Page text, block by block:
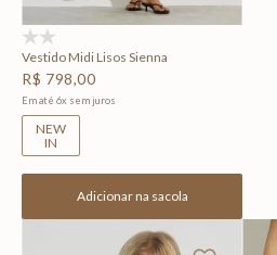
Vestido Midi Lisos Sienna
R$ 798,00
Em até6x sem juros
NEW
IN
Adicionar na sacola